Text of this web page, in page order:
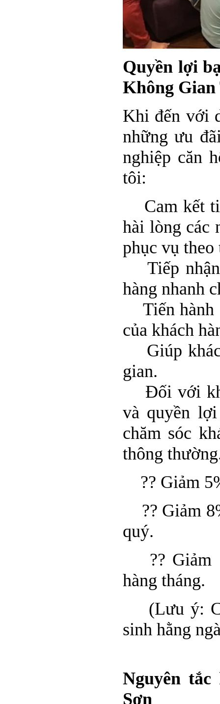
Quyền lợi
Không Gian
Khi đến với
những ưu
nghiệp căn
tôi:
Cam kết
hài lòng các
phục vụ theo
Tiếp nhận
hàng nhanh
Tiến hành
của khách
Giúp
gian.
Đối với
và quyền
chăm sóc
thông
?? Giảm
?? Giảm
quý.
?? Giảm
hàng tháng.
(Lưu ý:
sinh hằng
Nguyên
Sơn